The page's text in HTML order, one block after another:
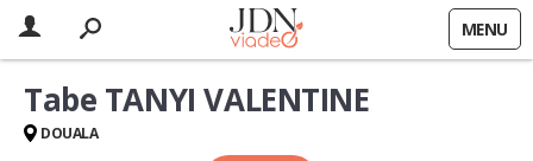
MENU
Tabe TANYI VALENTINE
DOUALA